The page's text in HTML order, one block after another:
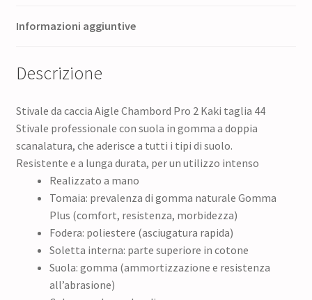
Informazioni aggiuntive
Descrizione
Stivale da caccia Aigle Chambord Pro 2 Kaki taglia 44
Stivale professionale con suola in gomma a doppia
scanalatura, che aderisce a tutti i tipi di suolo.
Resistente e a lunga durata, per un utilizzo intenso
Realizzato a mano
Tomaia: prevalenza di gomma naturale Gomma
Plus (comfort, resistenza, morbidezza)
Fodera: poliestere (asciugatura rapida)
Soletta interna: parte superiore in cotone
Suola: gomma (ammortizzazione e resistenza
all’abrasione)